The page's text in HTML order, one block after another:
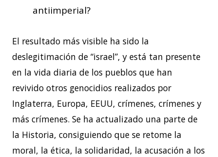
antiimperial?
El resultado más visible ha sido la
deslegitimación de “israel”, y está tan presente
en la vida diaria de los pueblos que han
revivido otros genocidios realizados por
Inglaterra, Europa, EEUU, crímenes, crímenes y
más crímenes. Se ha actualizado una parte de
la Historia, consiguiendo que se retome la
moral, la ética, la solidaridad, la acusación a los